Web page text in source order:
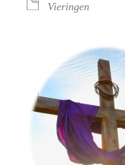
Vieringen